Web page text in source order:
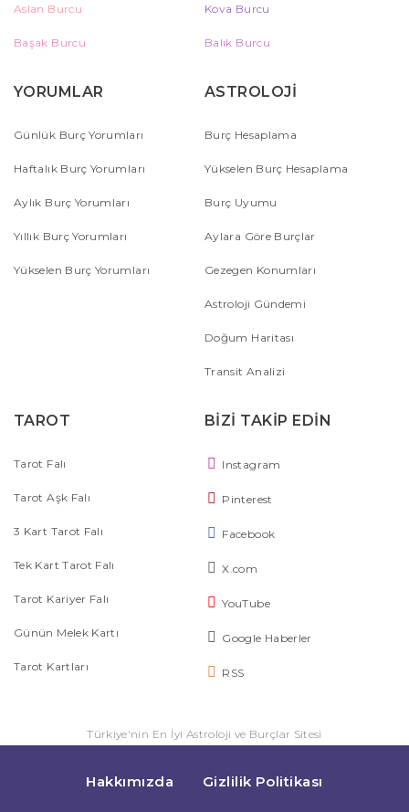
Aslan Burcu Kova Burcu
Başak Burcu Balık Burcu
YORUMLAR
Günlük Burç Yorumları
Haftalık Burç Yorumları
Aylık Burç Yorumları
Yıllık Burç Yorumları
Yükselen Burç Yorumları
ASTROLOJİ
Burç Hesaplama
Yükselen Burç Hesaplama
Burç Uyumu
Aylara Göre Burçlar
Gezegen Konumları
Astroloji Gündemi
Doğum Haritası
Transit Analizi
TAROT
Tarot Falı
Tarot Aşk Falı
3 Kart Tarot Falı
Tek Kart Tarot Falı
Tarot Kariyer Falı
Günün Melek Kartı
Tarot Kartları
BİZİ TAKİP EDİN
Instagram
Pinterest
Facebook
X.com
YouTube
Google Haberler
RSS
Türkiye'nin En İyi Astroloji ve Burçlar Sitesi
Hakkımızda Gizlilik Politikası